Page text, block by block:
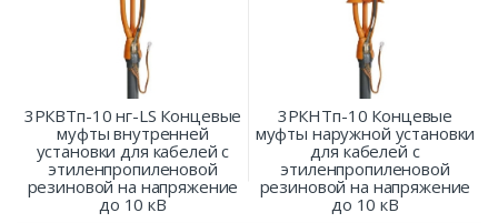
3РКВТп-10 нг-LS Концевые
муфты внутренней
установки для кабелей с
этиленпропиленовой
резиновой на напряжение
до 10 кВ
3РКНТп-10 Концевые
муфты наружной установки
для кабелей с
этиленпропиленовой
резиновой на напряжение
до 10 кВ